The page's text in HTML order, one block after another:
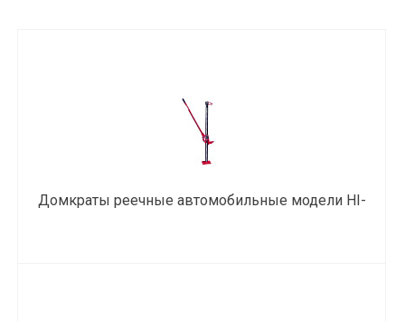
Домкраты реечные автомобильные модели HI-